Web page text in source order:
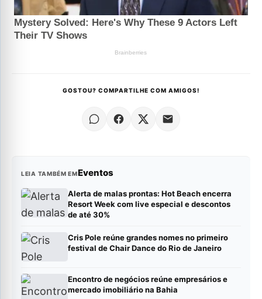
GOSTOU? COMPARTILHE COM AMIGOS!
LEIA TAMBÉM EMEventos
Alerta de malas prontas: Hot Beach encerra
Resort Week com live especial e descontos
de até 30%
Cris Pole reúne grandes nomes no primeiro
festival de Chair Dance do Rio de Janeiro
Encontro de negócios reúne empresários e
mercado imobiliário na Bahia